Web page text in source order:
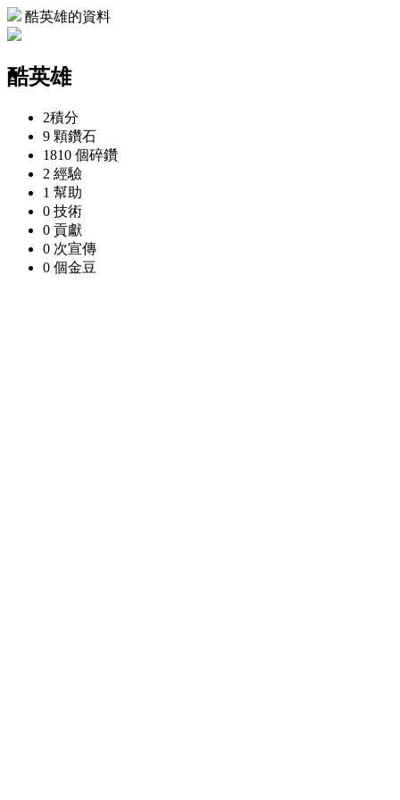
酷英雄的資料
酷英雄
2積分
9 顆鑽石
1810 個碎鑽
2 經驗
1 幫助
0 技術
0 貢獻
0 次宣傳
0 個金豆